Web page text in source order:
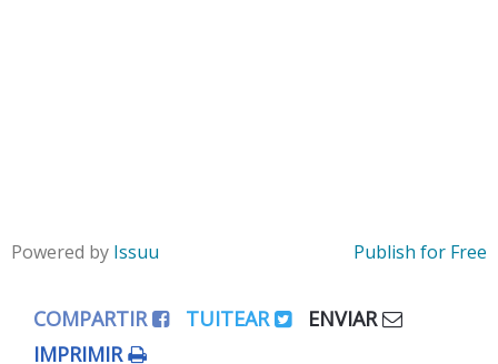
Powered by Issuu Publish for Free
COMPARTIR TUITEAR
ENVIAR
IMPRIMIR